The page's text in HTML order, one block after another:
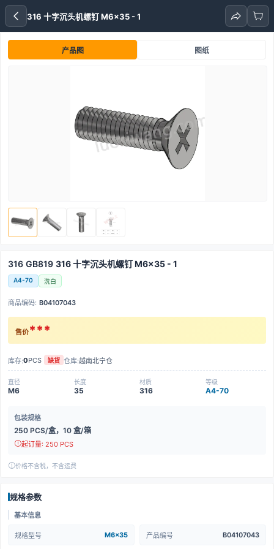
316 十字沉头机螺钉 M6x35 - 1
产品图 图纸
316 GB819 316 十字沉头机螺钉 M6x35 - 1
A4-70 洗白
商品编码: B04107043
售价***
库存:0PCS 缺货 仓库:越南北宁仓
直径
M6
长度
35
材质
316
等级
A4-70
包装规格
250 PCS/盒，10 盒/箱
起订量: 250 PCS
价格不含税，不含运费
规格参数
基本信息
规格型号 M6x35 产品编号 B04107043